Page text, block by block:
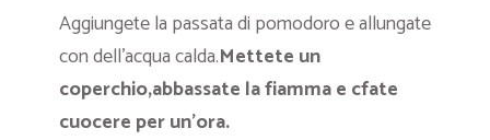
Aggiungete la passata di pomodoro e allungate
con dell’acqua calda.Mettete un
coperchio,abbassate la fiamma e cfate
cuocere per un’ora.